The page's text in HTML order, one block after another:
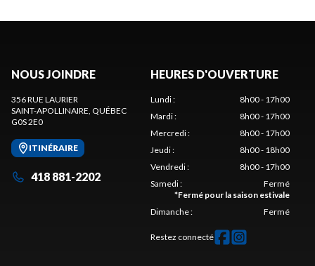
NOUS JOINDRE
356 RUE LAURIER
SAINT-APOLLINAIRE, QUÉBEC
G0S 2E0
ITINÉRAIRE
418 881-2202
HEURES D'OUVERTURE
Lundi:
8h00 - 17h00
Mardi:
8h00 - 17h00
Mercredi:
8h00 - 17h00
Jeudi:
8h00 - 18h00
Vendredi:
8h00 - 17h00
Samedi:
Fermé
*Fermé pour la saison estivale
Dimanche: Fermé
Restez connecté